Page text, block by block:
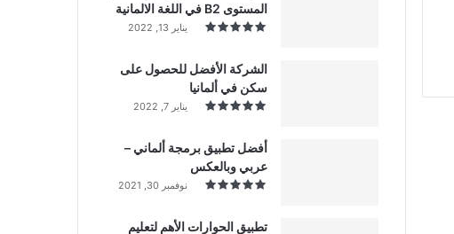
المستوى B2 في اللغة الالمانية
يناير 13, 2022
الشركة الأفضل للحصول على
سكن في ألمانيا
يناير 7, 2022
أفضل تطبيق برمجة ألماني –
عربي وبالعكس
نوفمبر 30, 2021
تطبيق الحوارات الأهم لتعليم